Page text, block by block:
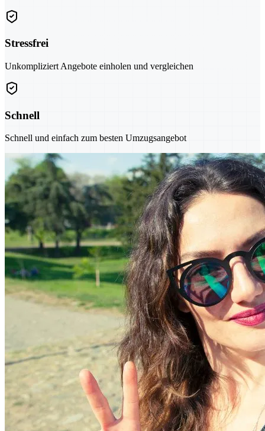
Stressfrei
Unkompliziert Angebote einholen und vergleichen
Schnell
Schnell und einfach zum besten Umzugsangebot